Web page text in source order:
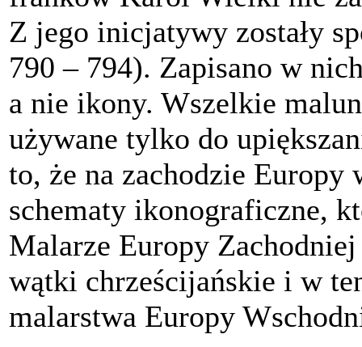
Z jego inicjatywy zostały
790 – 794). Zapisano w
a nie ikony. Wszelkie
używane tylko do
to, że na zachodzie Europy
schematy ikonograficzne,
Malarze Europy
wątki chrześcijańskie i w
malarstwa Europy